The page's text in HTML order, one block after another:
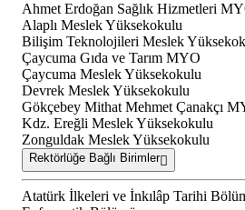
Ahmet Erdoğan Sağlık Hizmetleri
Alaplı Meslek Yüksekokulu
Bilişim Teknolojileri Meslek
Çaycuma Gıda ve Tarım MYO
Çaycuma Meslek Yüksekokulu
Devrek Meslek Yüksekokulu
Gökçebey Mithat Mehmet Çanakçı
Kdz. Ereğli Meslek Yüksekokulu
Zonguldak Meslek Yüksekokulu
Rektörlüğe Bağlı Birimler
Atatürk İlkeleri ve İnkılâp Tarihi